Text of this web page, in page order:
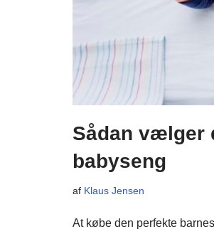
Sådan vælger
babyseng
af Klaus Jensen
At købe den perfekte